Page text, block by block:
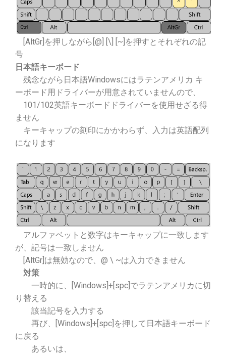
[AltGr]を押しながら[@] [\] [~]を押すとそれぞれの記
号
日本語キーボード
残念ながら日本語Windowsにはラテンアメリカ キ
ーボード用ドライバーが用意されていませんので、
101/102英語キーボードドライバーを使用せざる得
ません
キーキャップの刻印にかかわらず、入力は英語配列
になります
アルファベットと数字はキーキャップに一致します
が、記号は一致しません
[AltGr]は無効なので、@ \ ~は入力できません
対策
一時的に、[Windows]+[spc]でラテンアメリカに切
り替える
該当記号を入力する
再び、[Windows]+[spc]を押して日本語キーボード
に戻る
あるいは、